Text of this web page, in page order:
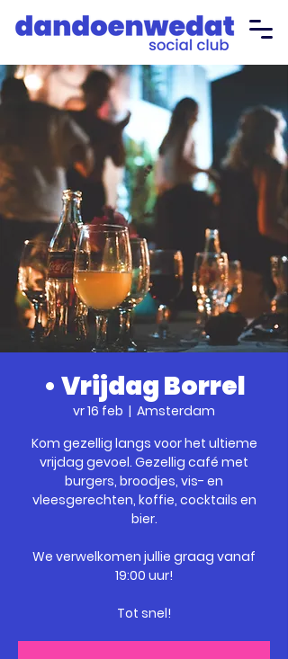
• Vrijdag Borrel
vr 16 feb
  |
Amsterdam
Kom gezellig langs voor het ultieme
vrijdag gevoel. Gezellig café met
burgers, broodjes, vis- en
vleesgerechten, koffie, cocktails en
bier.
We verwelkomen jullie graag vanaf
19:00 uur!
Tot snel!